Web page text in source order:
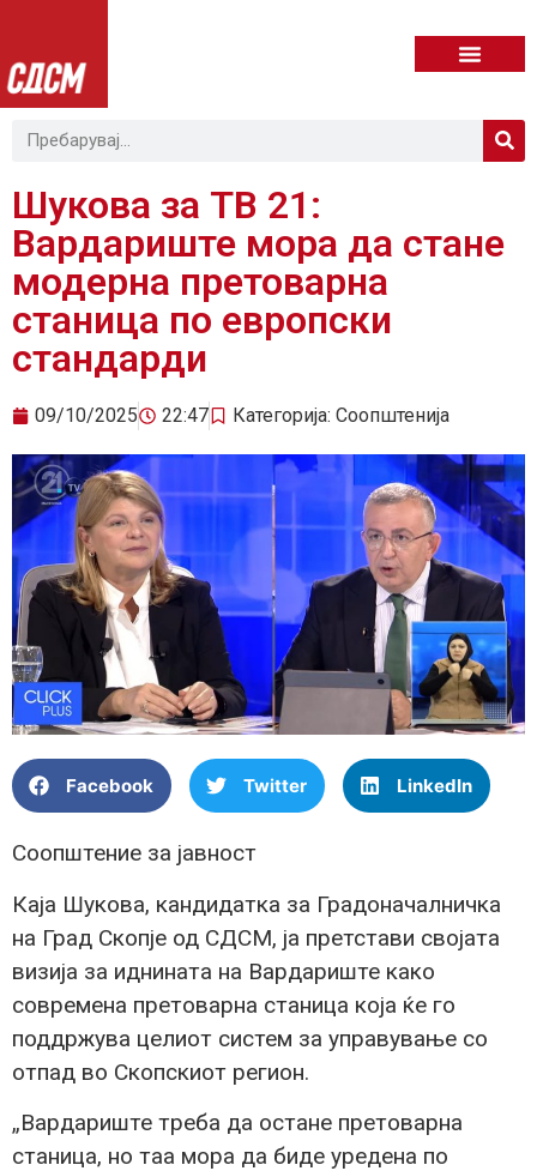
Шукова за ТВ 21:
Вардариште мора да стане
модерна претоварна
станица по европски
стандарди
09/10/2025 22:47 Категорија: Соопштенија
Facebook Twitter LinkedIn
Соопштение за јавност
Каја Шукова, кандидатка за Градоначалничка
на Град Скопје од СДСМ, ја претстави својата
визија за иднината на Вардариште како
современа претоварна станица која ќе го
поддржува целиот систем за управување со
отпад во Скопскиот регион.
„Вардариште треба да остане претоварна
станица, но таа мора да биде уредена по